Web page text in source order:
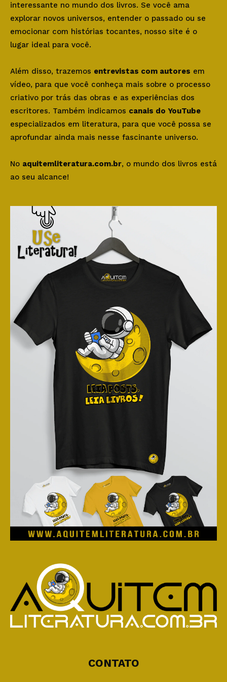
interessante no mundo dos livros. Se você ama
explorar novos universos, entender o passado ou se
emocionar com histórias tocantes, nosso site é o
lugar ideal para você.
Além disso, trazemos entrevistas com autores em
vídeo, para que você conheça mais sobre o processo
criativo por trás das obras e as experiências dos
escritores. Também indicamos canais do YouTube
especializados em literatura, para que você possa se
aprofundar ainda mais nesse fascinante universo.
No aquitemliteratura.com.br, o mundo dos livros está
ao seu alcance!
CONTATO